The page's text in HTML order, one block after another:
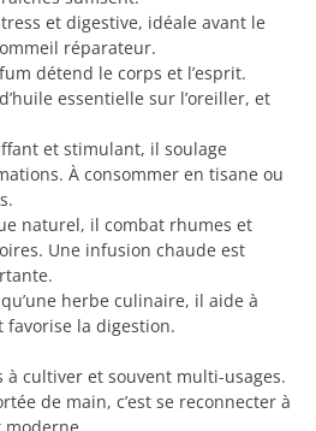
et digestive, idéale avant le
réparateur.
détend le corps et l’esprit.
essentielle sur l’oreiller, et
et stimulant, il soulage
À consommer en tisane ou
naturel, il combat rhumes et
Une infusion chaude est
herbe culinaire, il aide à
favorise la digestion.
à cultiver et souvent multi-usages.
de main, c’est se reconnecter à